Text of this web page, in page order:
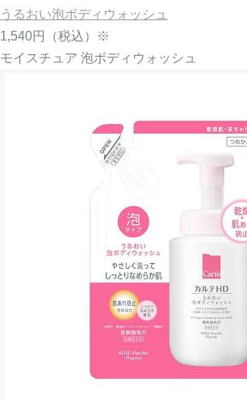
うるおい泡ボディウォッシュ
1,540円
（税込）※
モイスチュア 泡ボディウォッシュ